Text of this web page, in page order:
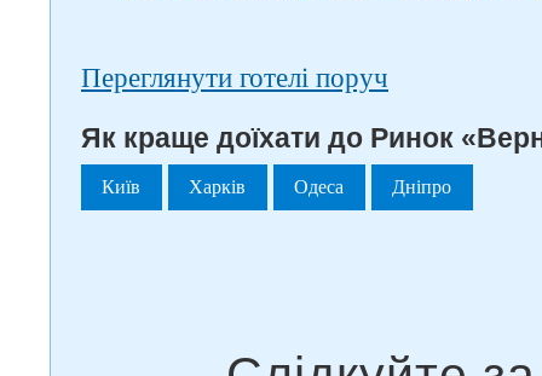
Переглянути готелі поруч
Як краще доїхати до Ринок
Київ Харків Одеса Дніпро